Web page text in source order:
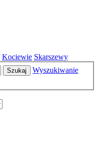
Kociewie Skarszewy
Szukaj
Wyszukiwanie